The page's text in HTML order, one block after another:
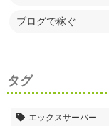
ブログで稼ぐ
タグ
エックスサーバー